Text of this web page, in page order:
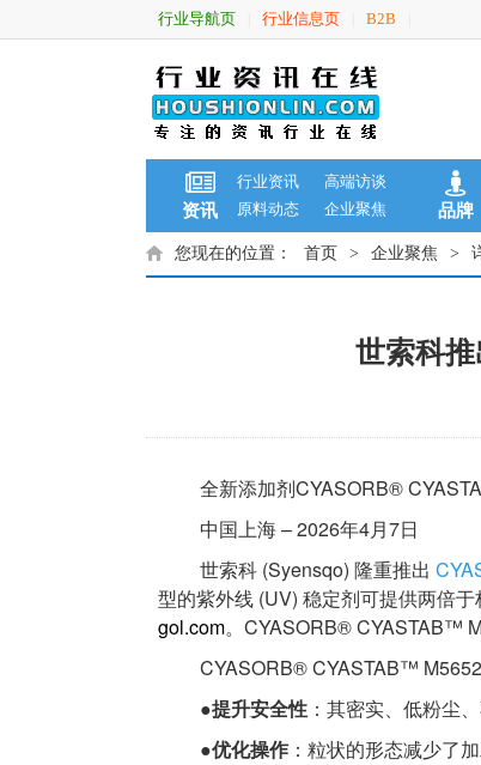
行业导航页 行业信息页 B2B
资讯
行业资讯
高端访谈
原料动态
企业聚焦 品牌
您现在的位置： 首页 > 企业聚焦 >
世索科
全新添加剂CYASORB®
中国上海 – 2026年4月7日
世索科 (Syensqo) 隆重推出
型的紫外线 (UV) 稳定剂可提供两倍
gol.com。CYASORB® CYASTAB™
CYASORB® CYASTAB™
●提升安全性 ：其密实、低粉尘
●优化操作 ：粒状的形态减少了